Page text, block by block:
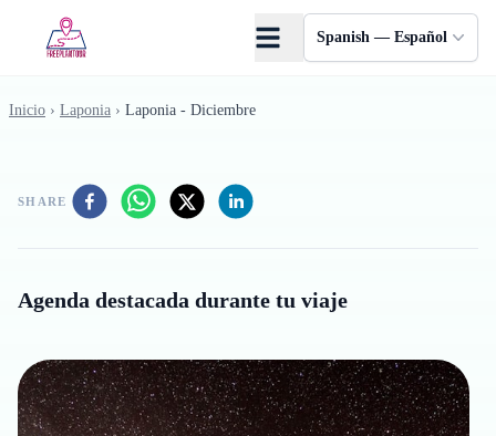
Spanish — Español
Inicio › Laponia › Laponia - Diciembre
SHARE
Agenda destacada durante tu viaje